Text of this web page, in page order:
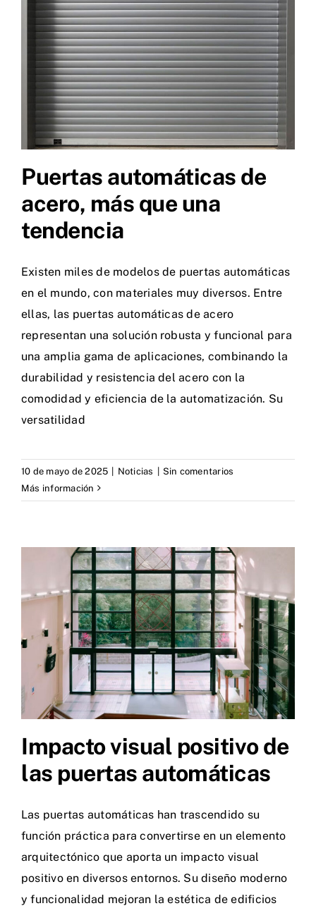
Puertas automáticas de
acero, más que una
tendencia
Existen miles de modelos de puertas automáticas
en el mundo, con materiales muy diversos. Entre
ellas, las puertas automáticas de acero
representan una solución robusta y funcional para
una amplia gama de aplicaciones, combinando la
durabilidad y resistencia del acero con la
comodidad y eficiencia de la automatización. Su
versatilidad
10 de mayo de 2025 Noticias
Sin comentarios
Más información
Impacto visual positivo de
las puertas automáticas
Las puertas automáticas han trascendido su
función práctica para convertirse en un elemento
arquitectónico que aporta un impacto visual
positivo en diversos entornos. Su diseño moderno
y funcionalidad mejoran la estética de edificios